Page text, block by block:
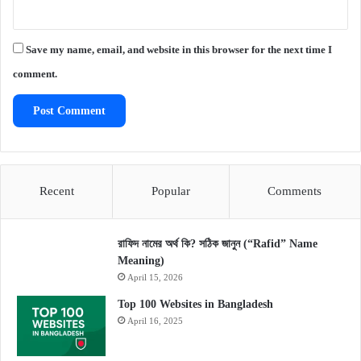
Save my name, email, and website in this browser for the next time I
comment.
Recent Popular Comments
রাফিদ নামের অর্থ কি? সঠিক জানুন (“Rafid” Name
Meaning)
April 15, 2026
Top 100 Websites in Bangladesh
April 16, 2025